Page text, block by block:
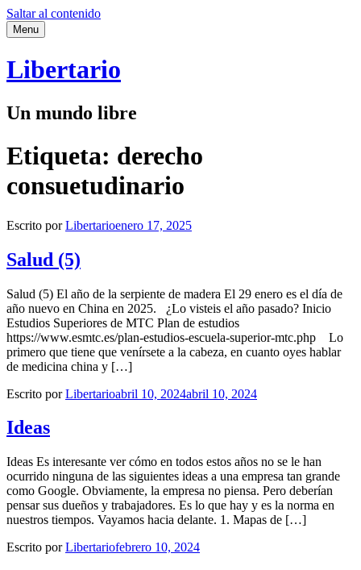
Saltar al contenido
Menu
Libertario
Un mundo libre
Etiqueta: derecho
consuetudinario
Escrito porLibertarioenero 17, 2025
Salud (5)
Salud (5) El año de la serpiente de madera El 29 enero es el día de
año nuevo en China en 2025. ¿Lo visteis el año pasado? Inicio
Estudios Superiores de MTC Plan de estudios
https://www.esmtc.es/plan-estudios-escuela-superior-mtc.php Lo
primero que tiene que venírsete a la cabeza, en cuanto oyes hablar
de medicina china y […]
Escrito porLibertarioabril 10, 2024abril 10, 2024
Ideas
Ideas Es interesante ver cómo en todos estos años no se le han
ocurrido ninguna de las siguientes ideas a una empresa tan grande
como Google. Obviamente, la empresa no piensa. Pero deberían
pensar sus dueños y trabajadores. Es lo que hay y es la norma en
nuestros tiempos. Vayamos hacia delante. 1. Mapas de […]
Escrito porLibertariofebrero 10, 2024